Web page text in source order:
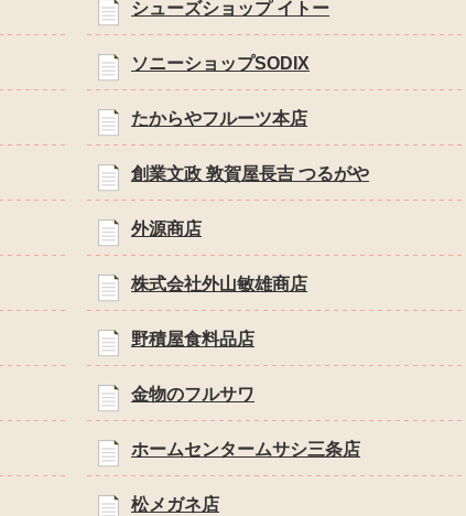
シューズショップ イトー
ソニーショップSODIX
たからやフルーツ本店
創業文政 敦賀屋長吉 つるがや
外源商店
株式会社外山敏雄商店
野積屋食料品店
金物のフルサワ
ホームセンタームサシ三条店
松メガネ店